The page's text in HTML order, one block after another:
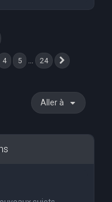
4 5 24
Aller à